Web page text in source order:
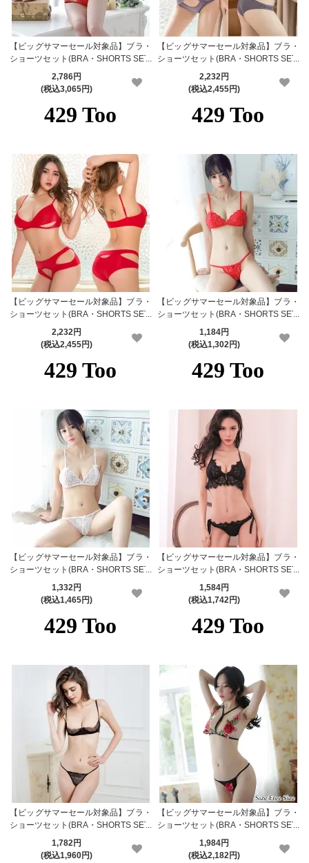
【ビッグサマーセール対象品】ブラ・
ショーツセット(BRA・SHORTS SET)
2,786円
(税込3,065円)
【ビッグサマーセール対象品】ブラ・
ショーツセット(BRA・SHORTS SET)
2,232円
(税込2,455円)
【ビッグサマーセール対象品】ブラ・
ショーツセット(BRA・SHORTS SET)
2,232円
(税込2,455円)
【ビッグサマーセール対象品】ブラ・
ショーツセット(BRA・SHORTS SET)
1,184円
(税込1,302円)
【ビッグサマーセール対象品】ブラ・
ショーツセット(BRA・SHORTS SET)
1,332円
(税込1,465円)
【ビッグサマーセール対象品】ブラ・
ショーツセット(BRA・SHORTS SET)
1,584円
(税込1,742円)
【ビッグサマーセール対象品】ブラ・
ショーツセット(BRA・SHORTS SET)
1,782円
(税込1,960円)
【ビッグサマーセール対象品】ブラ・
ショーツセット(BRA・SHORTS SET)
1,984円
(税込2,182円)